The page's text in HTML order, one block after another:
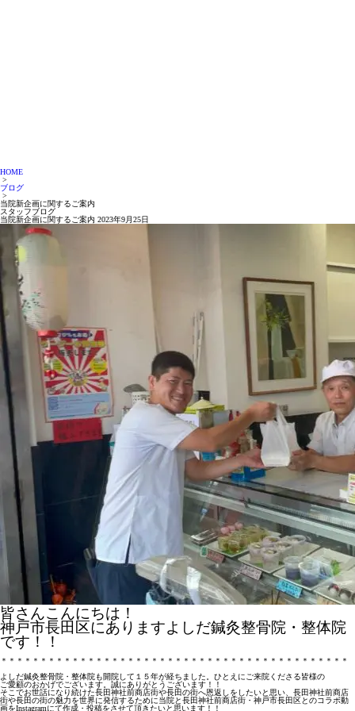
HOME
>
ブログ
>
当院新企画に関するご案内
スタッフブログ
当院新企画に関するご案内 2023年9月25日
皆さんこんにちは！
神戸市長田区にありますよしだ鍼灸整骨院・整体院
です！！
＊＊＊＊＊＊＊＊＊＊＊＊＊＊＊＊＊＊＊＊＊＊＊＊＊＊＊＊＊＊＊＊＊＊＊＊＊＊＊＊＊＊＊＊
よしだ鍼灸整骨院・整体院も開院して１５年が経ちました。ひとえにご来院くださる皆様の
ご愛顧のおかげでございます。誠にありがとうございます！！
そこでお世話になり続けた長田神社前商店街や長田の街へ恩返しをしたいと思い、長田神社前商店
街や長田の街の魅力を世界に発信するために当院と長田神社前商店街・神戸市長田区とのコラボ動
画をInstagramにて作成・投稿をさせて頂きたいと思います！！